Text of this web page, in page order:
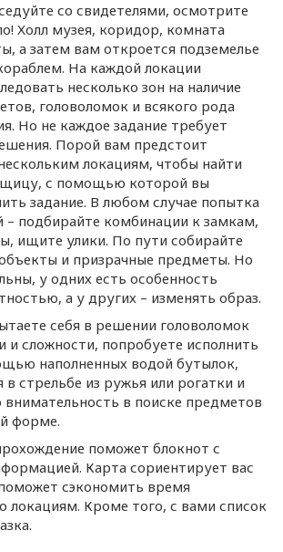
со свидетелями, осмотрите
Холл музея, коридор, комната
а затем вам откроется подземелье
На каждой локации
несколько зон на наличие
головоломок и всякого рода
Но не каждое задание требует
Порой вам предстоит
локациям, чтобы найти
с помощью которой вы
задание. В любом случае попытка
– подбирайте комбинации к замкам,
ищите улики. По пути собирайте
и призрачные предметы. Но
у одних есть особенность
а у других – изменять образ.
себя в решении головоломок
и сложности, попробуете исполнить
наполненных водой бутылок,
в стрельбе из ружья или рогатки и
в поиске предметов
форме.
поможет блокнот с
Карта сориентирует вас
сэкономить время
локациям. Кроме того, с вами список